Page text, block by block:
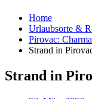
Home
Urlaubsorte &
Pirovac:
Strand in
Strand in